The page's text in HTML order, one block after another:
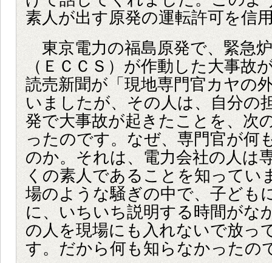
素人が出す原発の運転許可を信
東京電力の福島原発で、緊急
（ＥＣＣＳ）が作動した大事故
読売新聞が「現地専門官カヤの
いましたが、その人は、自分の
発で大事故が起きたことを、次
ったのです。なぜ、専門官が何
のか。それは、電力会社の人は
くの素人であることを知ってい
場のような騒ぎの中で、子ども
に、いちいち説明する時間がな
の人を現場にも入れないで放っ
す。だから何も知らなかったの